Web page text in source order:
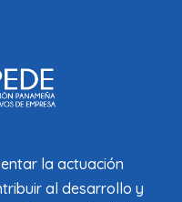
la actuación
al desarrollo y